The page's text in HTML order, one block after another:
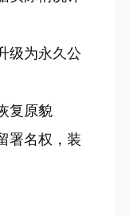
级为永久公
复原貌
署名权，装